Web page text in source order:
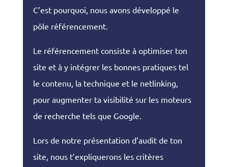
C’est pourquoi, nous avons développé le
pôle référencement.
Le référencement consiste à optimiser ton
site et à y intégrer les bonnes pratiques tel
le contenu, la technique et le netlinking,
pour augmenter ta visibilité sur les moteurs
de recherche tels que Google.
Lors de notre présentation d’audit de ton
site, nous t’expliquerons les critères